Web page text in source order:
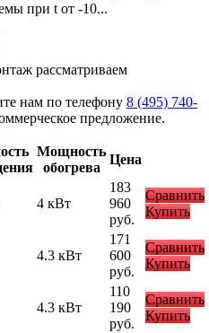
при t от -10...
рассматриваем
нам по телефону 8 (495) 740-
предложение.
Мощность
обогрева
Цена
4 кВт
183
960
руб.
Сравнить
Купить
4.3 кВт
171
600
руб.
Сравнить
Купить
4.3 кВт
110
190
руб.
Сравнить
Купить